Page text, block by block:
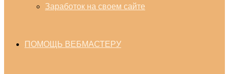
Заработок на своем сайте
ПОМОЩЬ ВЕБМАСТЕРУ